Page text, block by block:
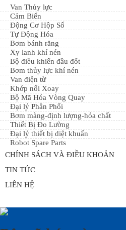
Van Thủy lực
Cảm Biến
Động Cơ Hộp Số
Tự Động Hóa
Bơm bánh răng
Xy lanh khí nén
Bộ điều khiển đầu đốt
Bơm thủy lực khí nén
Van điện từ
Khớp nối Xoay
Bộ Mã Hóa Vòng Quay
Đại lý Phân Phối
Bơm màng-định lượng-hóa chất
Thiết Bị Đo Lường
Đại lý thiết bị diệt khuẩn
Robot Spare Parts
CHÍNH SÁCH VÀ ĐIỀU KHOẢN
TIN TỨC
LIÊN HỆ